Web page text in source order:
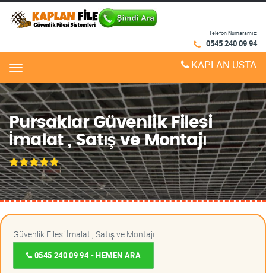
Telefon Numaramız:
0545 240 09 94
Menu KAPLAN USTA
Pursaklar Güvenlik Filesi
İmalat , Satış ve Montajı
Güvenlik Filesi İmalat , Satış ve Montajı
0545 240 09 94 - HEMEN ARA